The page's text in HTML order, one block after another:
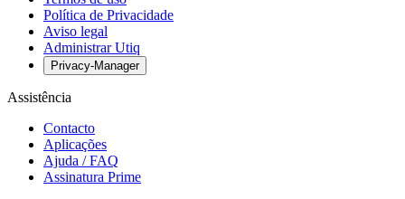
Política de Privacidade
Aviso legal
Administrar Utiq
Privacy-Manager
Assistência
Contacto
Aplicações
Ajuda / FAQ
Assinatura Prime